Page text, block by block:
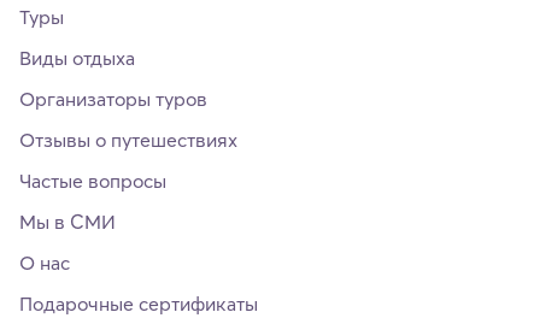
Туры
Виды отдыха
Организаторы туров
Отзывы о путешествиях
Частые вопросы
Мы в СМИ
О нас
Подарочные сертификаты